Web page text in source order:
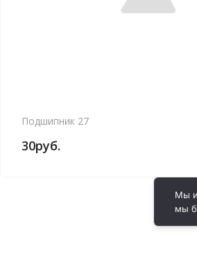
Подшипник 27
30руб.
Мы
мы